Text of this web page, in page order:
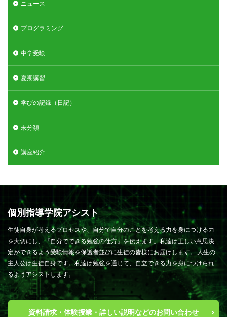
ニュース
プログラミング
中学受験
夏期講習
学びの記録（日記）
未分類
講座紹介
個別指導学院アシスト
生徒自身が考えるプロセスや、自分で自分のことを考える力を身につける力
を大切にし、『自分でできる勉強の仕方』を伝えます。私達は正しい意思決
定ができるよう受験情報を保護者並びに生徒の皆様にお届けします。 人生の
主人公は生徒自身です。私達は勉強を通じて、自立できる力を身につけられ
るようアシストします。
資料請求・体験授業・詳しい説明などのお問い合わせ